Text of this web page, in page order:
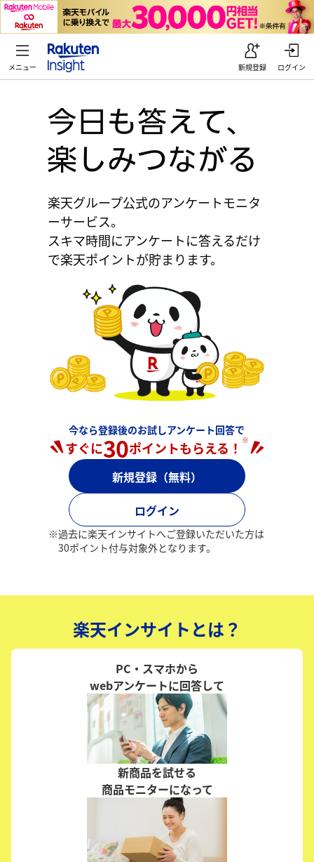
メニュー 新規登録 ログイン
楽天グループ公式のアンケートモニタ
ーサービス。
スキマ時間にアンケートに答えるだけ
で楽天ポイントが貯まります。
今なら登録後のお試しアンケート回答で
すぐに30ポイントもらえる！ ※
新規登録（無料）
ログイン
※過去に楽天インサイトへご登録いただいた方は
30ポイント付与対象外となります。
楽天インサイトとは？
PC・スマホから
webアンケートに回答して
新商品を試せる
商品モニターになって